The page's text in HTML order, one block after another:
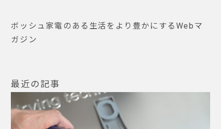
ボッシュ家電のある生活をより豊かにするWebマ
ガジン
最近の記事